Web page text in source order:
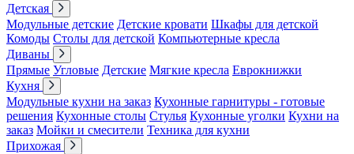
Детская
Модульные детские Детские кровати Шкафы для детской
Комоды Столы для детской Компьютерные кресла
Диваны
Прямые Угловые Детские Мягкие кресла Еврокнижки
Кухня
Модульные кухни на заказ Кухонные гарнитуры - готовые
решения Кухонные столы Стулья Кухонные уголки Кухни на
заказ Мойки и смесители Техника для кухни
Прихожая